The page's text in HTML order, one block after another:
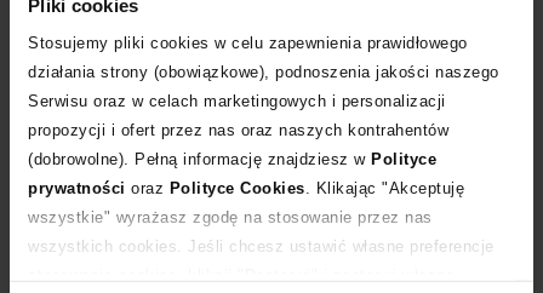
Pliki cookies
Stosujemy pliki cookies w celu zapewnienia prawidłowego
działania strony (obowiązkowe), podnoszenia jakości naszego
Serwisu oraz w celach marketingowych i personalizacji
propozycji i ofert przez nas oraz naszych kontrahentów
(dobrowolne). Pełną informację znajdziesz w Polityce
prywatności oraz Polityce Cookies . Klikając "Akceptuję
wszystkie" wyrażasz zgodę na stosowanie przez nas
wszystkich cookies. Jeśli chcesz ustawić własne preferencje
Dostawa od 0 zł
14 dni na zwrot towaru
+187 punktówzyskujesz w Klubie Korzyści